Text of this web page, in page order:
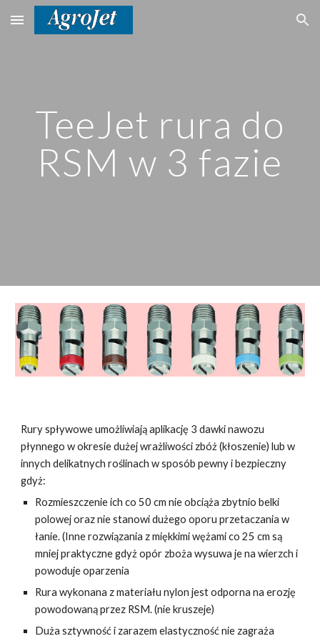
Skip to main content Skip to navigation
TeeJet rura do
RSM w 3 fazie
Rury spływowe umożliwiają aplikację 3 dawki nawozu
płynnego w okresie dużej wrażliwości zbóż (kłoszenie) lub w
innych delikatnych roślinach w sposób pewny i bezpieczny
gdyż:
Rozmieszczenie ich co 50 cm nie obciąża zbytnio belki
polowej oraz nie stanowi dużego oporu przetaczania w
łanie. (Inne rozwiązania z miękkimi wężami co 25 cm są
mniej praktyczne gdyż opór zboża wysuwa je na wierzch i
powoduje oparzenia
Rura wykonana z materiału nylon jest odporna na erozję
powodowaną przez RSM. (nie kruszeje)
Duża sztywność i zarazem elastyczność nie zagraża